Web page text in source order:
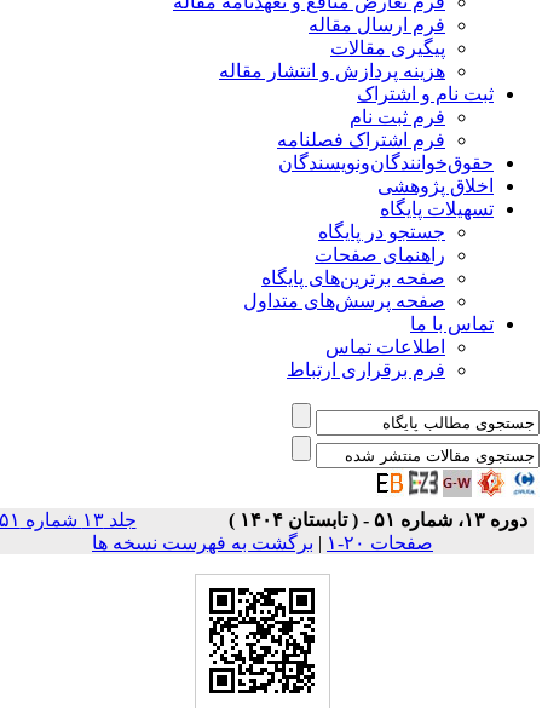
فرم ارسال مقاله
پیگیری مقالات
هزینه پردازش و انتشار مقاله
ثبت نام و اشتراک
فرم ثبت نام
فرم اشتراک فصلنامه
حقوق‌خوانندگان‌و‌نویسندگان
اخلاق پژوهشی
تسهیلات پایگاه
جستجو در پایگاه
راهنمای صفحات
صفحه برترین‌های پایگاه
صفحه پرسش‌های متداول
تماس با ما
اطلاعات تماس
فرم برقراری ارتباط
دوره ۱۳، شماره ۵۱ - ( تابستان ۱۴۰۴ )
جلد ۱۳ شماره ۵۱
صفحات ۲۰-۱
| برگشت به فهرست نسخه ها